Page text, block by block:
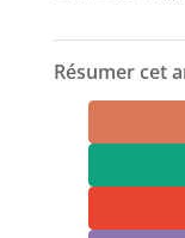
Résumer cet